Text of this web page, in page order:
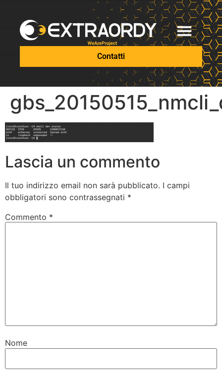
Contatti
Lascia un commento
Il tuo indirizzo email non sarà pubblicato. I campi
obbligatori sono contrassegnati *
Commento *
Nome